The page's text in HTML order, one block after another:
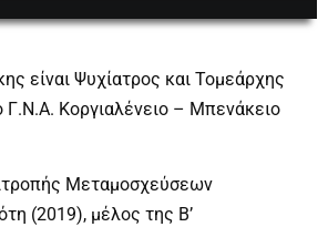
είναι Ψυχίατρος και Τομεάρχης
Γ.Ν.Α. Κοργιαλένειο – Μπενάκειο
Μεταμοσχεύσεων
(2019), μέλος της Β’